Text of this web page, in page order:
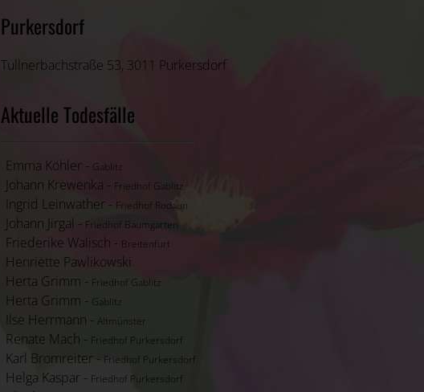
Purkersdorf
Tullnerbachstraße 53, 3011 Purkersdorf
Aktuelle Todesfälle
Emma Köhler - Gablitz
Johann Krewenka - Friedhof Gablitz
Ingrid Leinwather - Friedhof Rodaun
Johann Jirgal - Friedhof Baumgarten
Friederike Walisch - Breitenfurt
Henriette Pawlikowski
Herta Grimm - Friedhof Gablitz
Herta Grimm - Gablitz
Ilse Herrmann - Altmünster
Renate Mach - Friedhof Purkersdorf
Karl Bromreiter - Friedhof Purkersdorf
Helga Kaspar - Friedhof Purkersdorf